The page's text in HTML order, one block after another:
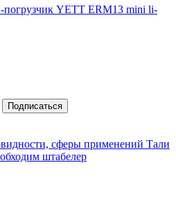
YETT ERM13 mini li-
Подписаться
сферы применений Тали
штабелер